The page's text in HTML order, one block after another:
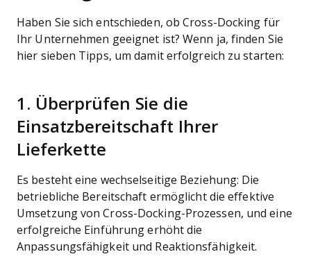
Haben Sie sich entschieden, ob Cross-Docking für
Ihr Unternehmen geeignet ist? Wenn ja, finden Sie
hier sieben Tipps, um damit erfolgreich zu starten:
1. Überprüfen Sie die
Einsatzbereitschaft Ihrer
Lieferkette
Es besteht eine wechselseitige Beziehung: Die
betriebliche Bereitschaft ermöglicht die effektive
Umsetzung von Cross-Docking-Prozessen, und eine
erfolgreiche Einführung erhöht die
Anpassungsfähigkeit und Reaktionsfähigkeit.